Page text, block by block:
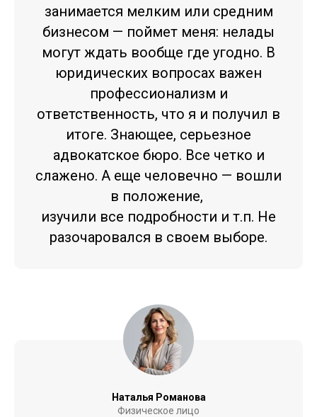
занимается мелким или средним
бизнесом — поймет меня: нелады
могут ждать вообще где угодно. В
юридических вопросах важен
профессионализм и
ответственность, что я и получил в
итоге. Знающее, серьезное
адвокатское бюро. Все четко и
слажено. А еще человечно — вошли
в положение,
изучили все подробности и т.п. Не
разочаровался в своем выборе.
Наталья Романова
Физическое лицо